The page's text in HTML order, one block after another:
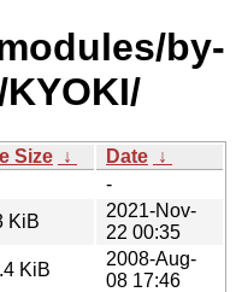
by-
Size ↓ Date ↓
-
KiB
2021-Nov-
22 00:35
KiB
2008-Aug-
08 17:46